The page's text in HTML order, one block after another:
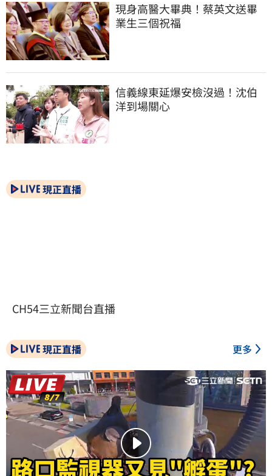
現身高醫大畢典！蔡英文送畢
業生三個祝福
信義線東延爆安檢沒過！沈伯
洋到場關心
現正直播
CH54三立新聞台直播
現正直播 更多